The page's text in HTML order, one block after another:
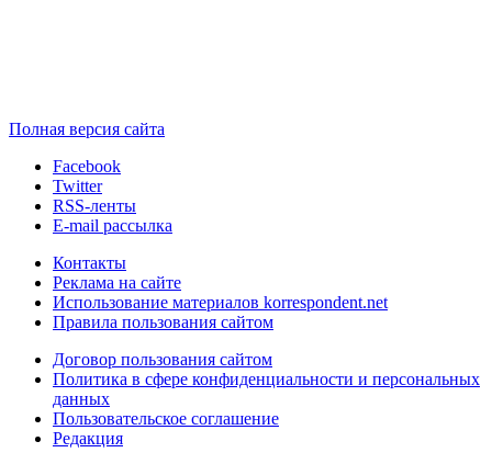
Полная версия сайта
Facebook
Twitter
RSS-ленты
E-mail рассылка
Контакты
Реклама на сайте
Использование материалов korrespondent.net
Правила пользования сайтом
Договор пользования сайтом
Политика в сфере конфиденциальности и персональных
данных
Пользовательское соглашение
Редакция